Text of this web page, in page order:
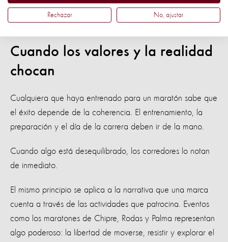
con la naturaleza y la libertad que celebran estos
maratones?
Cuando los valores y la realidad
chocan
Cualquiera que haya entrenado para un maratón sabe que
el éxito depende de la coherencia. El entrenamiento, la
preparación y el día de la carrera deben ir de la mano.
Cuando algo está desequilibrado, los corredores lo notan
de inmediato.
El mismo principio se aplica a la narrativa que una marca
cuenta a través de las actividades que patrocina. Eventos
como los maratones de Chipre, Rodas y Palma representan
algo poderoso: la libertad de moverse, resistir y explorar el
Rechazar No, ajustar